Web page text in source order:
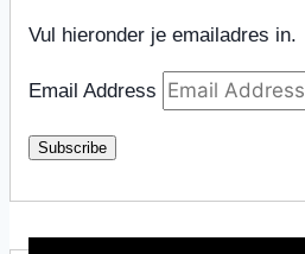
Vul hieronder je emailadres in.
Email Address
Subscribe